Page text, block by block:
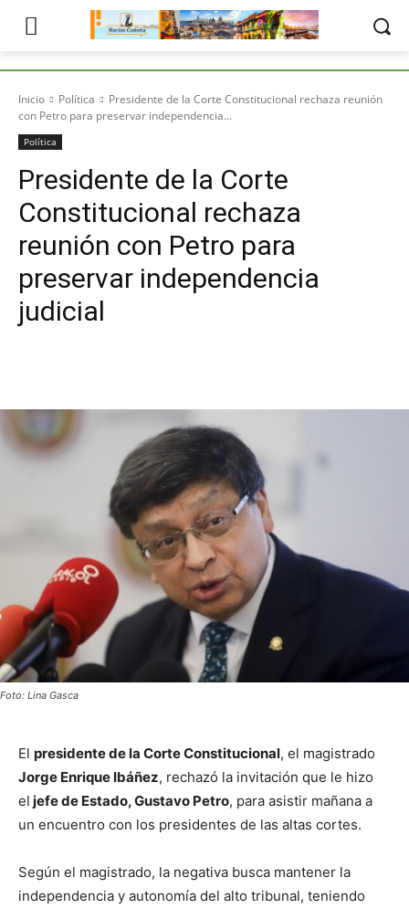
Inicio Política
Presidente de la Corte Constitucional rechaza reunión
con Petro para preservar independencia...
Política
Presidente de la Corte
Constitucional rechaza
reunión con Petro para
preservar independencia
judicial
Foto: Lina Gasca
El presidente de la Corte Constitucional, el magistrado
Jorge Enrique Ibáñez, rechazó la invitación que le hizo
el jefe de Estado, Gustavo Petro, para asistir mañana a
un encuentro con los presidentes de las altas cortes.
Según el magistrado, la negativa busca mantener la
independencia y autonomía del alto tribunal, teniendo